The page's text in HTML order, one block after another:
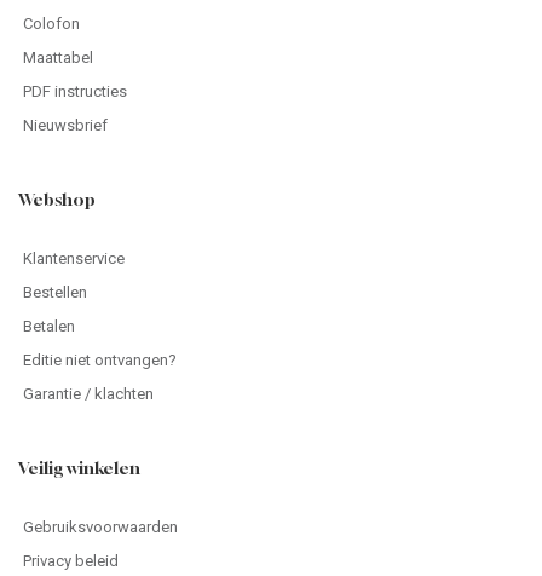
Colofon
Maattabel
PDF instructies
Nieuwsbrief
Webshop
Klantenservice
Bestellen
Betalen
Editie niet ontvangen?
Garantie / klachten
Veilig winkelen
Gebruiksvoorwaarden
Privacy beleid